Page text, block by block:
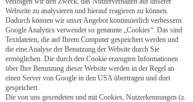
Webseite zu analysieren und hierauf reagieren zu können.
Dadurch können wir unser Angebot kontinuierlich verbessern.
Google Analytics verwendet so genannte „Cookies“. Das sind
Textdateien, die auf Ihrem Computer gespeichert werden und
die eine Analyse der Benutzung der Website durch Sie
ermöglichen. Die durch den Cookie erzeugten Informationen
über Ihre Benutzung dieser Website werden in der Regel an
einen Server von Google in den USA übertragen und dort
gespeichert.
Die von uns gesendeten und mit Cookies, Nutzerkennungen (z.